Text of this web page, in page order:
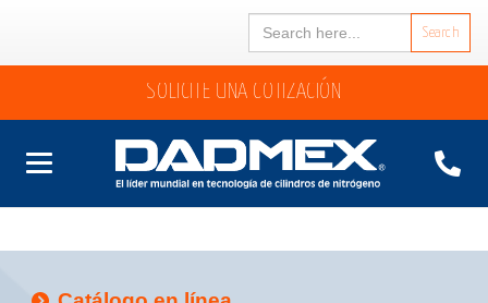
Search
for:
SOLICITE UNA COTIZACIÓN